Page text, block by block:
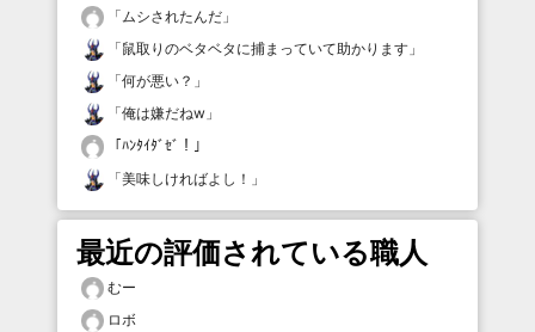
「 ムシされたんだ 」
「鼠取りのベタベタに捕まっていて助かります 」
「何が悪い？ 」
「俺は嫌だねw 」
「ﾊﾝﾀｲﾀﾞｾﾞ！ 」
「美味しければよし！ 」
最近の評価されている職人
むー
ロボ